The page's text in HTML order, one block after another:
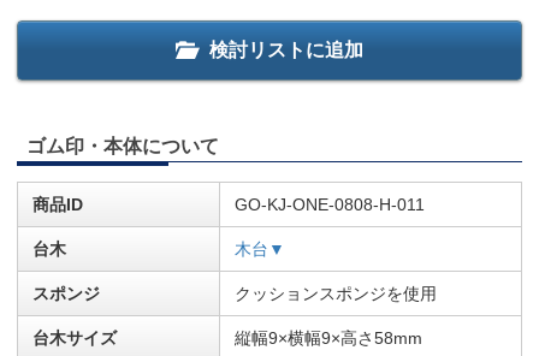
検討リストに追加
ゴム印・本体について
商品ID GO-KJ-ONE-0808-H-011
台木 木台▼
スポンジ クッションスポンジを使用
台木サイズ 縦幅9×横幅9×高さ58mm